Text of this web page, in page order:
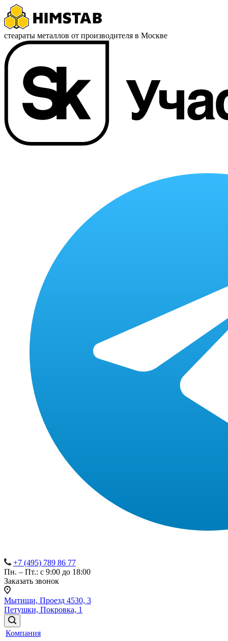
стеараты металлов от производителя в Москве
+7 (495) 789 86 77
Пн. – Пт.: с 9:00 до 18:00
Заказать звонок
Мытищи, Проезд 4530, 3
Петушки, Покровка, 1
Компания